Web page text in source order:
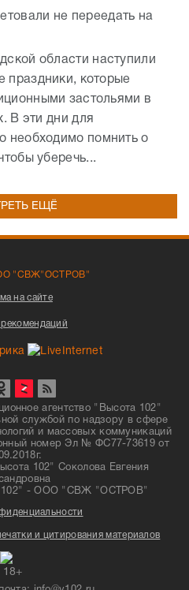
области наступили
праздники, которые
застольями в
В эти дни для
необходимо помнить о
уберечь...
ЕЩЁ
"СВЖ"ОСТРОВ"
на сайте
агентство "Высота 102"
службой по надзору в сфере
и массовых коммуникаций
номер Эл № ФС77-73619 от
102" Соколова Евгения
102" - ООО "СВЖ "ОСТРОВ"
и цитирования материалов